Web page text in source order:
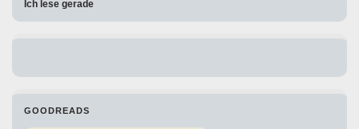
Ich lese gerade
GOODREADS